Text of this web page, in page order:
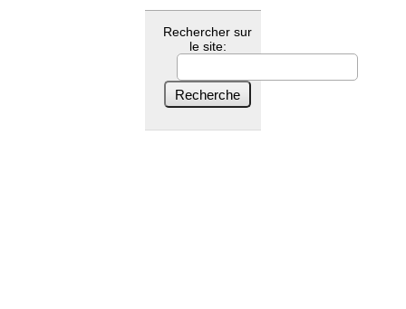
Rechercher sur
le site: